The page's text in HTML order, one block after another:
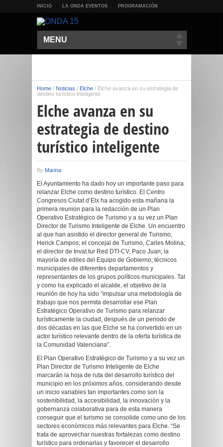
INICIO LA ONDA EVENTOS PROGRAMACIÓN
MENU
Home / Noticias / Elche / Elche avanza en su estrategia de
destino turístico inteligente
Elche avanza en su
estrategia de destino
turístico inteligente
By Marina
El Ayuntamiento ha dado hoy un importante paso para
relanzar Elche como destino turístico. El Centro
Congresos Ciutat d’Elx ha acogido esta mañana la
primera reunión para la redacción de un Plan
Operativo Estratégico de Turismo y a su vez un Plan
Director de Turismo Inteligente de Elche. Un encuentro
al que han asistido el director general de Turismo,
Herick Campos; el concejal de Turismo, Carles Molina;
el director de Invat.tur Red DTI-CV, Paco Juan; la
mayoría de ediles del Equipo de Gobierno; técnicos
municipales de diferentes departamentos y
representantes de los grupos políticos municipales. Tal
y como ha explicado el alcalde, el objetivo de la
reunión de hoy ha sido “impulsar una metodología de
trabajo que nos permita desarrollar ese Plan
Estratégico Operativo de Turismo para relanzar
turísticamente la ciudad, después de un periodo de
dos décadas en las que Elche se ha convertido en un
actor turístico relevante dentro de la oferta turística de
la Comunidad Valenciana”.
El Plan Operativo Estratégico de Turismo y a su vez un
Plan Director de Turismo Inteligente de Elche
marcarán la hoja de ruta del desarrollo turístico del
municipio en los próximos años, considerando desde
un inicio variables tan importantes como son la
sostenibilidad, la accesibilidad, la innovación y la
gobernanza colaborativa para de esta manera
conseguir que el turismo se consolide como uno de los
sectores económicos más relevantes para Elche. “Se
trata de aprovechar nuestras fortalezas como destino
turístico para ordenarlas y favorecer el desarrollo